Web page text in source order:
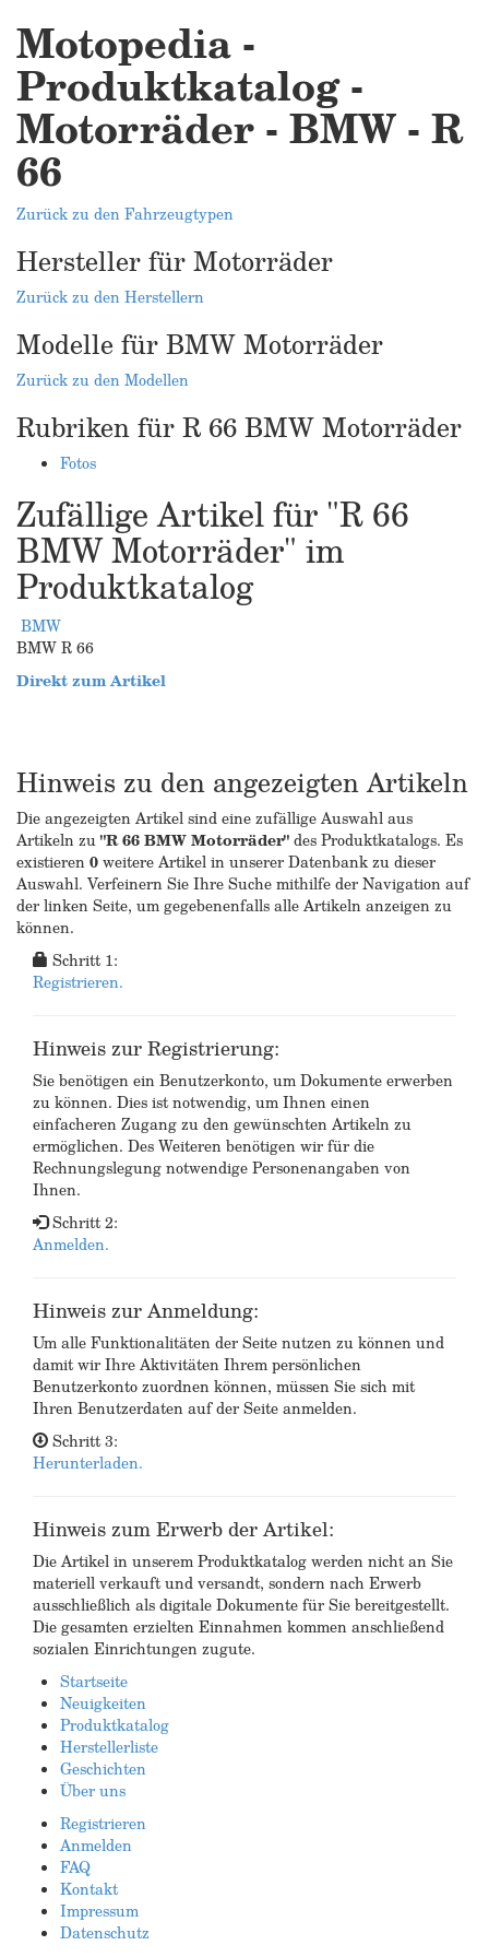
Motopedia -
Produktkatalog -
Motorräder - BMW - R
66
Zurück zu den Fahrzeugtypen
Hersteller für Motorräder
Zurück zu den Herstellern
Modelle für BMW Motorräder
Zurück zu den Modellen
Rubriken für R 66 BMW Motorräder
Fotos
Zufällige Artikel für "R 66
BMW Motorräder" im
Produktkatalog
BMW
BMW R 66
Direkt zum Artikel
Hinweis zu den angezeigten Artikeln
Die angezeigten Artikel sind eine zufällige Auswahl aus
Artikeln zu"R 66 BMW Motorräder"des Produktkatalogs. Es
existieren0weitere Artikel in unserer Datenbank zu dieser
Auswahl. Verfeinern Sie Ihre Suche mithilfe der Navigation auf
der linken Seite, um gegebenenfalls alle Artikeln anzeigen zu
können.
Schritt 1:
Registrieren.
Hinweis zur Registrierung:
Sie benötigen ein Benutzerkonto, um Dokumente erwerben
zu können. Dies ist notwendig, um Ihnen einen
einfacheren Zugang zu den gewünschten Artikeln zu
ermöglichen. Des Weiteren benötigen wir für die
Rechnungslegung notwendige Personenangaben von
Ihnen.
Schritt 2:
Anmelden.
Hinweis zur Anmeldung:
Um alle Funktionalitäten der Seite nutzen zu können und
damit wir Ihre Aktivitäten Ihrem persönlichen
Benutzerkonto zuordnen können, müssen Sie sich mit
Ihren Benutzerdaten auf der Seite anmelden.
Schritt 3:
Herunterladen.
Hinweis zum Erwerb der Artikel:
Die Artikel in unserem Produktkatalog werden nicht an Sie
materiell verkauft und versandt, sondern nach Erwerb
ausschließlich als digitale Dokumente für Sie bereitgestellt.
Die gesamten erzielten Einnahmen kommen anschließend
sozialen Einrichtungen zugute.
Startseite
Neuigkeiten
Produktkatalog
Herstellerliste
Geschichten
Über uns
Registrieren
Anmelden
FAQ
Kontakt
Impressum
Datenschutz